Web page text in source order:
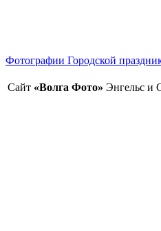
Фотографии Городской
Сайт «Волга Фото» Энгельс и